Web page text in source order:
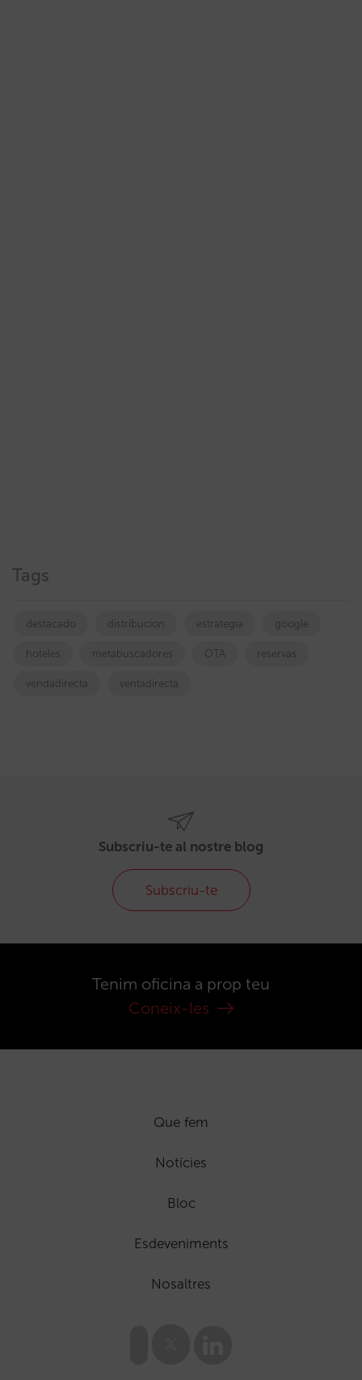
Tags
destacado distribucion estrategia google
hoteles metabuscadores OTA reservas
vendadirecta ventadirecta
Subscriu-te al nostre blog
Subscriu-te
Tenim oficina a prop teu
Coneix-les
Que fem
Notícies
Bloc
Esdeveniments
Nosaltres